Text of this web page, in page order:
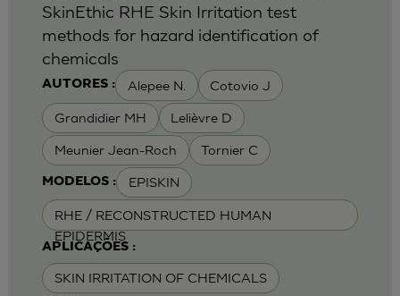
AUTORES : Alepee N. Cotovio J
Grandidier MH Lelièvre D
Meunier Jean-Roch Tornier C
MODELOS : EPISKIN
RHE / RECONSTRUCTED HUMAN
EPIDERMIS
APLICAÇÕES :
SKIN IRRITATION OF CHEMICALS
SkinEthic RHE Skin Irritation test
methods for hazard identification of
chemicals